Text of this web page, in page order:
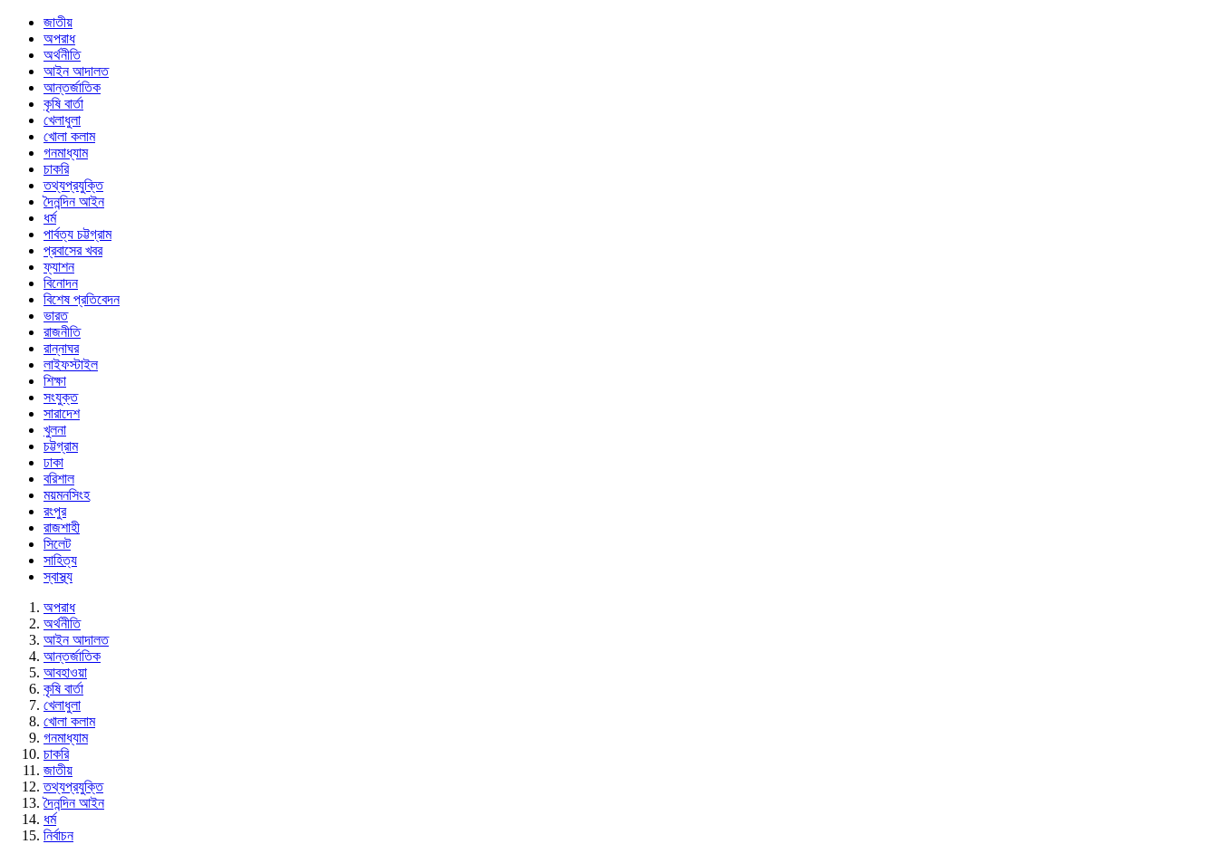
জাতীয়
অপরাধ
অর্থনীতি
আইন আদালত
আন্তর্জাতিক
কৃষি বার্তা
খেলাধুলা
খোলা কলাম
গনমাধ্যাম
চাকরি
তথ্যপ্রযুক্তি
দৈনন্দিন আইন
ধর্ম
পার্বত্য চট্টগ্রাম
প্রবাসের খবর
ফ্যাশন
বিনোদন
বিশেষ প্রতিবেদন
ভারত
রাজনীতি
রান্নাঘর
লাইফস্টাইল
শিক্ষা
সংযুক্ত
সারাদেশ
খুলনা
চট্টগ্রাম
ঢাকা
বরিশাল
ময়মনসিংহ
রংপুর
রাজশাহী
সিলেট
সাহিত্য
স্বাস্থ্য
অপরাধ
অর্থনীতি
আইন আদালত
আন্তর্জাতিক
আবহাওয়া
কৃষি বার্তা
খেলাধুলা
খোলা কলাম
গনমাধ্যাম
চাকরি
জাতীয়
তথ্যপ্রযুক্তি
দৈনন্দিন আইন
ধর্ম
নির্বাচন